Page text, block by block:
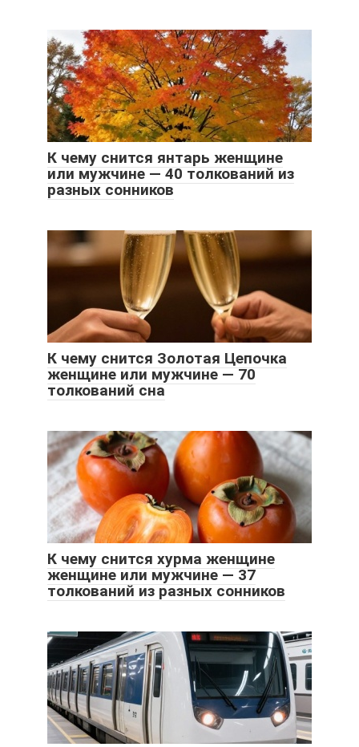
К чему снится янтарь женщине
или мужчине — 40 толкований из
разных сонников
К чему снится Золотая Цепочка
женщине или мужчине — 70
толкований сна
К чему снится хурма женщине
женщине или мужчине — 37
толкований из разных сонников